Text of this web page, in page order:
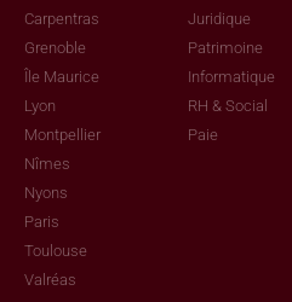
Carpentras
Grenoble
Île Maurice
Lyon
Montpellier
Nîmes
Nyons
Paris
Toulouse
Valréas
Juridique
Patrimoine
Informatique
RH & Social
Paie